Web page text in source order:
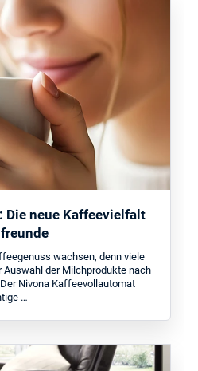
Die neue Kaffeevielfalt
wachsen, denn viele
Auswahl der Milchprodukte nach
Nivona Kaffeevollautomat
…